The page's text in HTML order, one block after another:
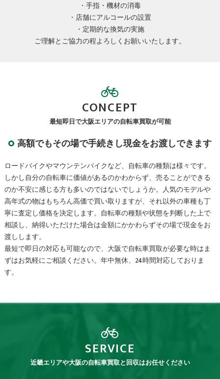
・手指・機材の消毒
・店舗にアルコールの設置
・定期的な換気の実施
ご理解とご協力の程よろしくお願いいたします。
最短即日で大阪エリアの自転車買取が可能
CONCEPT
高額でもその場で手続きし現金をお渡しできます
ロードバイクやマウンテンバイクなど、自転車の種類は様々です。
しかし自分の自転車に価値があるのかわからず、売ることができる
のか不安に感じる方も多いのではないでしょうか。人気のモデルや
高年式の物はもちろん高価で買い取りますが、それ以外の車種も丁
寧に査定し価格を決定します。自転車の種類や状態を判断した上で
相談し、納得いただけた場合は金額にかかわらずその場で現金をお
渡しします。
最短で即日の対応も可能なので、大阪で自転車買取が必要な時はま
ずはお気軽にご相談ください。年中無休、24時間対応しておりま
す。
近畿エリアや大阪の自転車買取と回収はお任せください
SERVICE